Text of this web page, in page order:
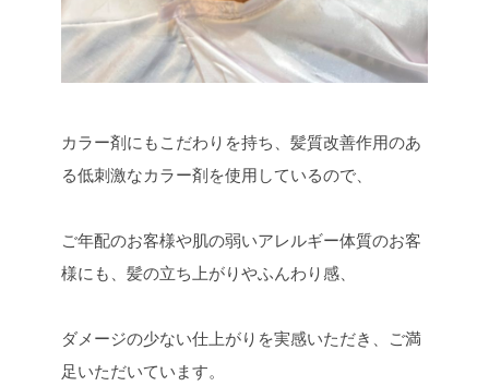
カラー剤にもこだわりを持ち、髪質改善作用のあ
る低刺激なカラー剤を使用しているので、
ご年配のお客様や肌の弱いアレルギー体質のお客
様にも、髪の立ち上がりやふんわり感、
ダメージの少ない仕上がりを実感いただき、ご満
足いただいています。